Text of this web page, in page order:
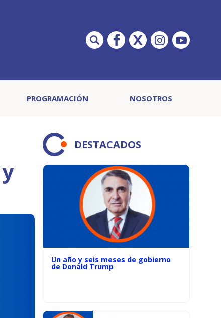
PROGRAMACIÓN NOSOTROS
DESTACADOS
Un año y seis meses de gobierno
de Donald Trump